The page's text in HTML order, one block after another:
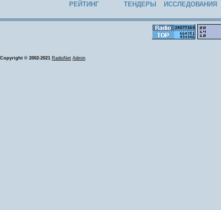
РЕЙТИНГ ТЕНДЕРЫ ИССЛЕДОВАНИЯ
Copyright © 2002-2021 RadioNet Admin